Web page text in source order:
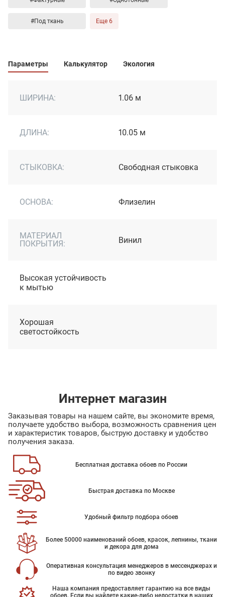
#Под ткань Еще 6
Параметры Калькулятор Экология
ШИРИНА: 1.06 м
ДЛИНА: 10.05 м
СТЫКОВКА: Свободная стыковка
ОСНОВА: Флизелин
МАТЕРИАЛ
ПОКРЫТИЯ:
Винил
Высокая устойчивость
к мытью
Хорошая
светостойкость
Интернет магазин
Заказывая товары на нашем сайте, вы экономите время,
получаете удобство выбора, возможность сравнения цен
и характеристик товаров, быструю доставку и удобство
получения заказа.
Бесплатная доставка обоев по России
Быстрая доставка по Москве
Удобный фильтр подбора обоев
Более 50000 наименований обоев, красок, лепнины, ткани
и декора для дома
Оперативная консультация менеджеров в мессенджерах и
по видео звонку
Наша компания предоставляет гарантию на все виды
обоев. Если вы найдете какие-либо недостатки в наших